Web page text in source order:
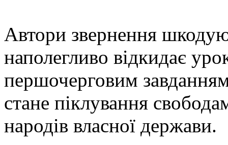
Автори звернення
наполегливо відкидає
першочерговим завданням
стане піклування
народів власної держави.